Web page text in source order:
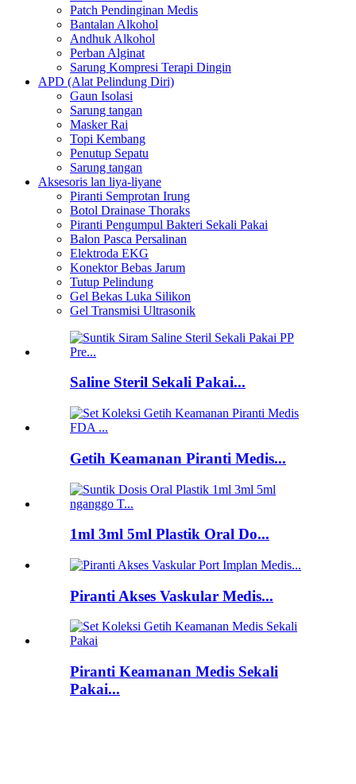
Patch Pendinginan Medis
Bantalan Alkohol
Andhuk Alkohol
Perban Alginat
Sarung Kompresi Terapi Dingin
APD (Alat Pelindung Diri)
Gaun Isolasi
Sarung tangan
Masker Rai
Topi Kembang
Penutup Sepatu
Sarung tangan
Aksesoris lan liya-liyane
Piranti Semprotan Irung
Botol Drainase Thoraks
Piranti Pengumpul Bakteri Sekali Pakai
Balon Pasca Persalinan
Elektroda EKG
Konektor Bebas Jarum
Tutup Pelindung
Gel Bekas Luka Silikon
Gel Transmisi Ultrasonik
Saline Steril Sekali Pakai...
Getih Keamanan Piranti Medis...
1ml 3ml 5ml Plastik Oral Do...
Piranti Akses Vaskular Medis...
Piranti Keamanan Medis Sekali
Pakai...